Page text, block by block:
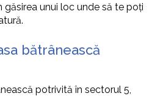
unui loc unde să te poți
bătrânească
potrivită în sectorul 5,